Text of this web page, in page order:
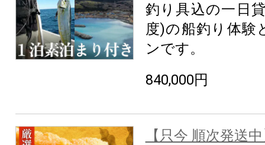
釣り具込の一日
度)の船釣り体験
ンです。
840,000円
【只今 順次発送